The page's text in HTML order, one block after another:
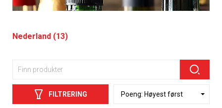
Nederland (13)
FILTRERING